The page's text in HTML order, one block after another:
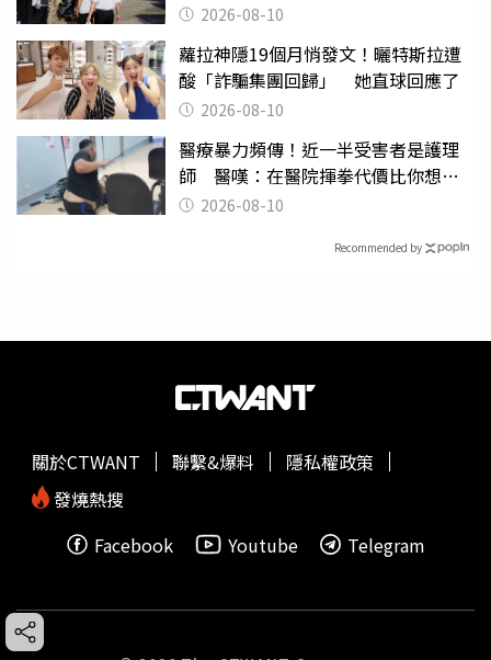
2026-08-10
蘿拉神隱19個月悄發文！曬特斯拉遭
酸「詐騙集團回歸」 她直球回應了
2026-08-10
醫療暴力頻傳！近一半受害者是護理
師 醫嘆：在醫院揮拳代價比你想像
的還要大
2026-08-10
Recommended by
關於CTWANT 聯繫&爆料
隱私權政策
發燒熱搜
Facebook
Youtube Telegram